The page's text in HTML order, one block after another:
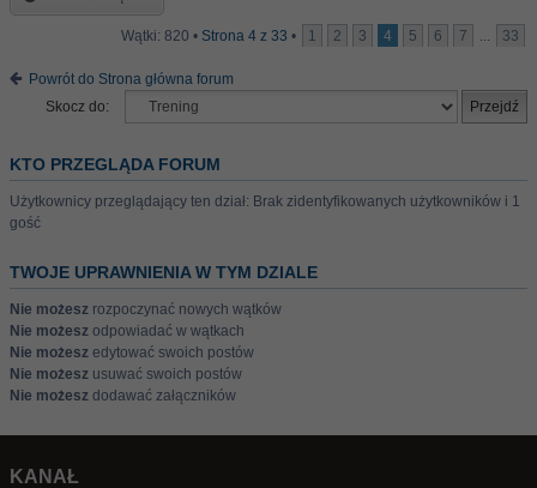
Wątki: 820 • Strona 4 z 33 • 1 2 3 4 5 6 7 ... 33
Powrót do Strona główna forum
Skocz do:
KTO PRZEGLĄDA FORUM
Użytkownicy przeglądający ten dział: Brak zidentyfikowanych użytkowników i 1
gość
TWOJE UPRAWNIENIA W TYM DZIALE
Nie możesz rozpoczynać nowych wątków
Nie możesz odpowiadać w wątkach
Nie możesz edytować swoich postów
Nie możesz usuwać swoich postów
Nie możesz dodawać załączników
KANAŁ